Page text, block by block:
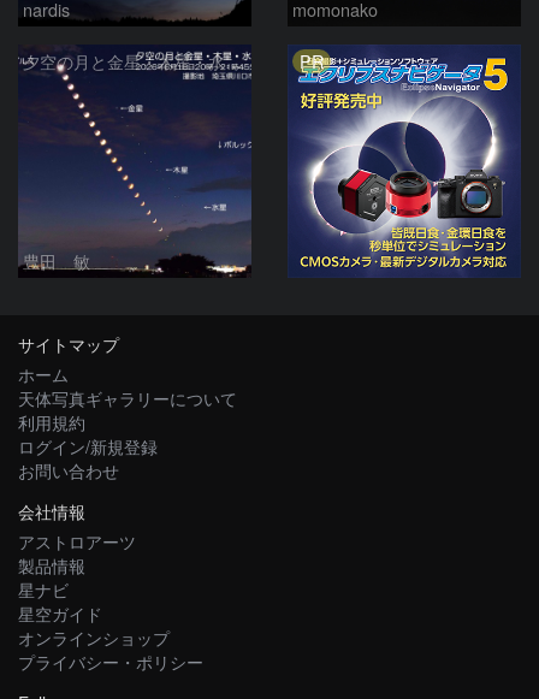
nardis momonako
夕空の月と金星・木星・水星の接近 2026/6/18
豊田 敏
PR
サイトマップ
ホーム
天体写真ギャラリーについて
利用規約
ログイン/新規登録
お問い合わせ
会社情報
アストロアーツ
製品情報
星ナビ
星空ガイド
オンラインショップ
プライバシー・ポリシー